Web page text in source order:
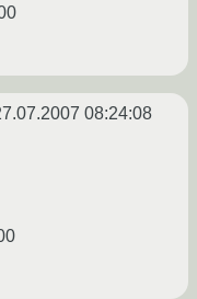
08:24:08